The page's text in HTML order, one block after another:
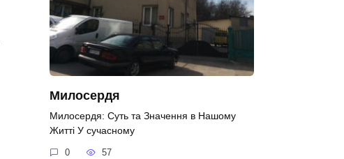
Милосердя
Милосердя: Суть та Значення в Нашому
Житті У сучасному
0 57